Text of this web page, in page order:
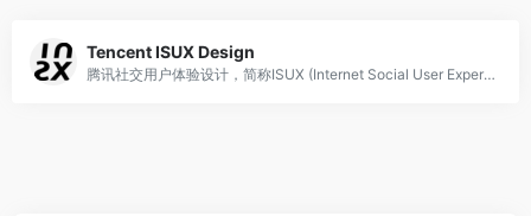
Tencent ISUX Design
腾讯社交用户体验设计，简称ISUX (Internet Social User Experience)，成立于2011年1月11日，是腾讯集团核心、全球最具规模的UX设计团队，专业成员包括用户研究、交互设计、视觉设计、品牌设计、视频动画设计、UI开发、产品设计与市场研究等，至今ISUX分布于中国深圳总部、北京、上海、成都及韩国首尔。